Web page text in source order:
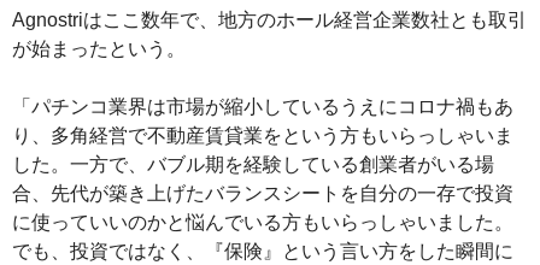
Agnostriはここ数年で、地方のホール経営企業数社とも取引
が始まったという。
「パチンコ業界は市場が縮小しているうえにコロナ禍もあ
り、多角経営で不動産賃貸業をという方もいらっしゃいま
した。一方で、バブル期を経験している創業者がいる場
合、先代が築き上げたバランスシートを自分の一存で投資
に使っていいのかと悩んでいる方もいらっしゃいました。
でも、投資ではなく、『保険』という言い方をした瞬間に